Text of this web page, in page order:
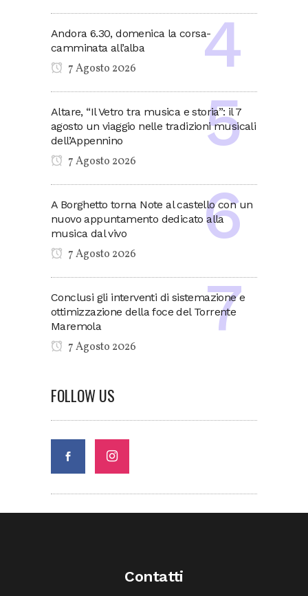
Andora 6.30, domenica la corsa-
camminata all’alba
7 Agosto 2026
Altare, “Il Vetro tra musica e storia”: il 7
agosto un viaggio nelle tradizioni musicali
dell’Appennino
7 Agosto 2026
A Borghetto torna Note al castello con un
nuovo appuntamento dedicato alla
musica dal vivo
7 Agosto 2026
Conclusi gli interventi di sistemazione e
ottimizzazione della foce del Torrente
Maremola
7 Agosto 2026
FOLLOW US
Contatti